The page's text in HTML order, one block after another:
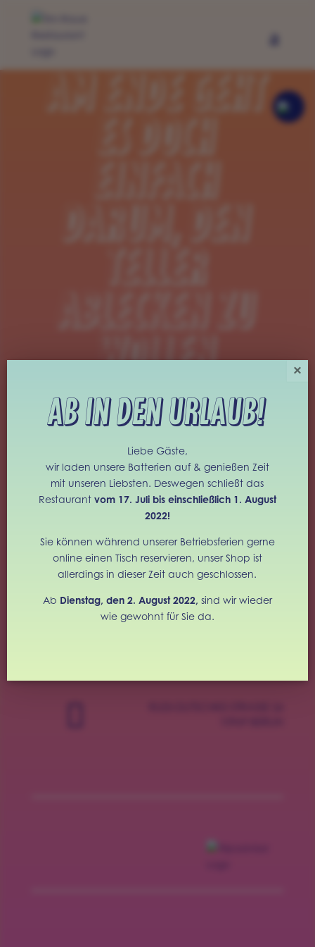
AM ENDE GEHT
ES DOCH
DARUM, DEN
TELLER
WOLLEN
LUNCH
FREITAG – SAMSTAG
12.00 – 15.00
DINNER
DIENSTAG – SAMSTAG
18.30 – 24.00
Ab in den Urlaub!
Liebe Gäste,
wir laden unsere Batterien auf & genießen Zeit
mit unseren Liebsten. Deswegen schließt das
Restaurant vom 17. Juli bis einschließlich 1. August
2022!
Sie können während unserer Betriebsferien gerne
online einen Tisch reservieren, unser Shop ist
allerdings in dieser Zeit auch geschlossen.
Ab Dienstag, den 2. August 2022, sind wir wieder
wie gewohnt für Sie da.
×